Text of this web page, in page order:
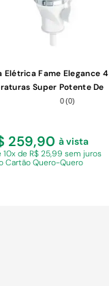
Elétrica Fame Elegance 4
Super Potente De
Branca 220v
0(0)
259,90 à vista
10x de R$ 25,99 sem juros
Cartão Quero-Quero